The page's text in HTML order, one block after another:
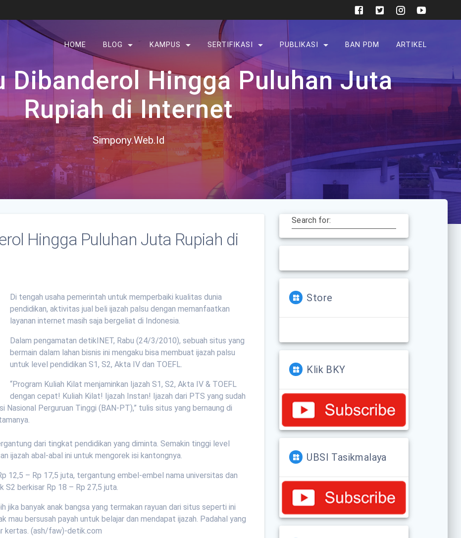
HOME BLOG KAMPUS SERTIFIKASI PUBLIKASI BAN PDM ARTIKEL
Dibanderol Hingga Puluhan Juta
Rupiah di Internet
Simpony.Web.Id
Hingga Puluhan Juta Rupiah di
Di tengah usaha pemerintah untuk memperbaiki kualitas dunia
pendidikan, aktivitas jual beli ijazah palsu dengan memanfaatkan
layanan internet masih saja bergeliat di Indonesia.
Dalam pengamatan detikINET, Rabu (24/3/2010), sebuah situs yang
bermain dalam lahan bisnis ini mengaku bisa membuat ijazah palsu
untuk level pendidikan S1, S2, Akta IV dan TOEFL.
“Program Kuliah Kilat menjaminkan Ijazah S1, S2, Akta IV & TOEFL
dengan cepat! Kuliah Kilat! Ijazah Instan! Ijazah dari PTS yang sudah
Nasional Perguruan Tinggi (BAN-PT),” tulis situs yang bernaung di
dari tingkat pendidikan yang diminta. Semakin tinggi level
ijazah abal-abal ini untuk mengorek isi kantongnya.
12,5 – Rp 17,5 juta, tergantung embel-embel nama universitas dan
S2 berkisar Rp 18 – Rp 27,5 juta.
jika banyak anak bangsa yang termakan rayuan dari situs seperti ini
mau bersusah payah untuk belajar dan mendapat ijazah. Padahal yang
kertas. (ash/faw)-detik.com
Search for:
Store
Klik BKY
UBSI Tasikmalaya